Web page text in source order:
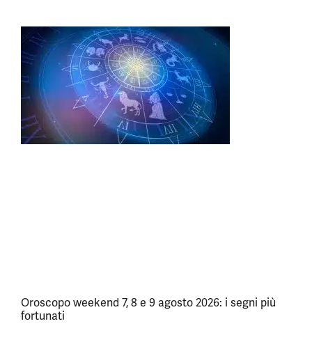
Oroscopo weekend 7, 8 e 9 agosto 2026: i segni più
fortunati